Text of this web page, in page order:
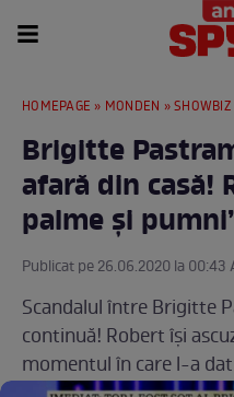
HOMEPAGE » MONDEN »SHOWBIZ
Brigitte
afară din casă!
palme și
Publicat pe 26.06.2020 la
Scandalul între Brigitte
continuă! Robert își
momentul în care l-a